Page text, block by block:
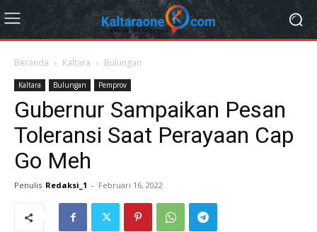
Beranda Kaltara Bulungan
Kaltara Bulungan Pemprov
Gubernur Sampaikan Pesan
Toleransi Saat Perayaan Cap
Go Meh
Penulis Redaksi_1 - Februari 16, 2022